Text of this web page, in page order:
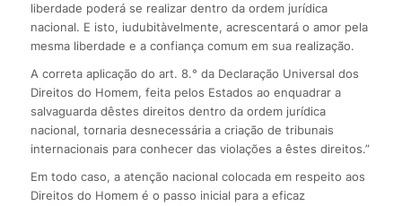
liberdade poderá se realizar dentro da ordem jurídica
nacional. E isto, iudubitàvelmente, acrescentará o amor pela
mesma liberdade e a confiança comum em sua realização.
A correta aplicação do art. 8.° da Declaração Universal dos
Direitos do Homem, feita pelos Estados ao enquadrar a
salvaguarda dêstes direitos dentro da ordem jurídica
nacional, tornaria desnecessária a criação de tribunais
internacionais para conhecer das violações a êstes direitos.”
Em todo caso, a atenção nacional colocada em respeito aos
Direitos do Homem é o passo inicial para a eficaz